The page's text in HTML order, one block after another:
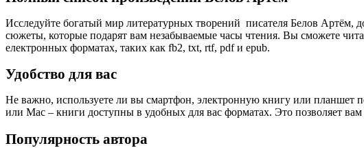
Исследуйте богатый мир литературных творений писателя Белов
сюжеты, которые подарят вам незабываемые часы чтения. Вы сможете
електронных форматах, таких как fb2, txt, rtf, pdf и epub.
Удобство для вас
Не важно, используете ли вы смартфон, электронную книгу или планшет
или Mac – книги доступны в удобных для вас форматах. Это позволяет
Популярность автора